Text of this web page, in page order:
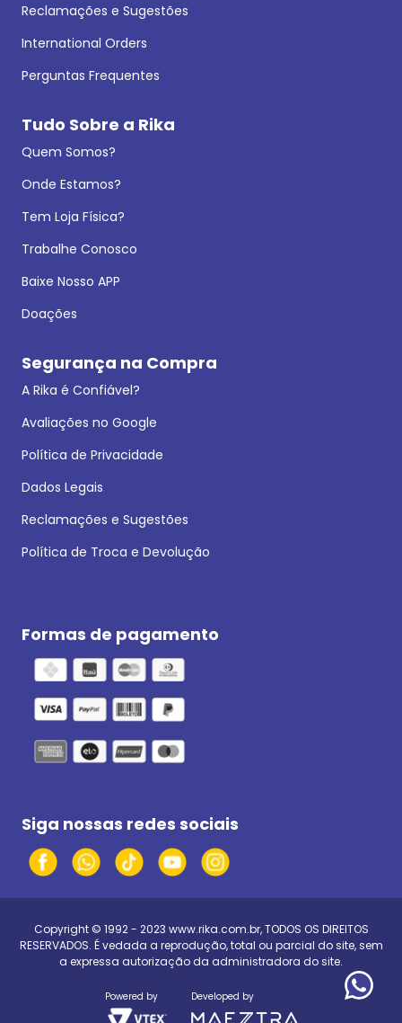
Reclamações e Sugestões
International Orders
Perguntas Frequentes
Tudo Sobre a Rika
Quem Somos?
Onde Estamos?
Tem Loja Física?
Trabalhe Conosco
Baixe Nosso APP
Doações
Segurança na Compra
A Rika é Confiável?
Avaliações no Google
Política de Privacidade
Dados Legais
Reclamações e Sugestões
Política de Troca e Devolução
Formas de pagamento
Siga nossas redes sociais
Copyright © 1992 - 2023 www.rika.com.br, TODOS OS DIREITOS
RESERVADOS. É vedada a reprodução, total ou parcial do site, sem
a expressa autorização da administradora do site.
Powered by Developed by